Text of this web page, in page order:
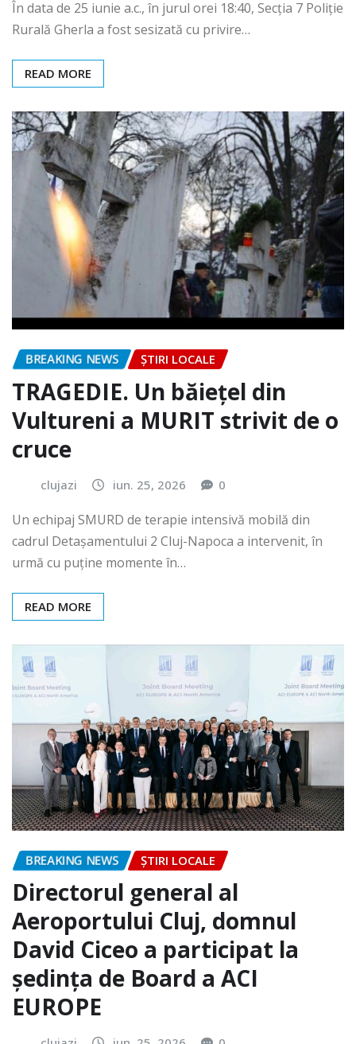
În data de 25 iunie a.c., în jurul orei 18:40, Secția 7 Poliție
Rurală Gherla a fost sesizată cu privire…
READ MORE
BREAKING NEWS ȘTIRI LOCALE
TRAGEDIE. Un băiețel din
Vultureni a MURIT strivit de o
cruce
clujazi iun. 25, 2026 0
Un echipaj SMURD de terapie intensivă mobilă din
cadrul Detașamentului 2 Cluj-Napoca a intervenit, în
urmă cu puține momente în…
READ MORE
BREAKING NEWS ȘTIRI LOCALE
Directorul general al
Aeroportului Cluj, domnul
David Ciceo a participat la
ședința de Board a ACI
EUROPE